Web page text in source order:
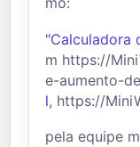
"Calculadora
m https://
e-aumento-
l, https://
pela equipe